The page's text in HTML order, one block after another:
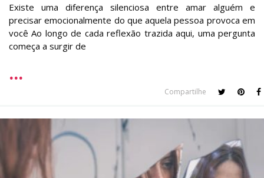
Existe uma diferença silenciosa entre amar alguém e
precisar emocionalmente do que aquela pessoa provoca em
você Ao longo de cada reflexão trazida aqui, uma pergunta
começa a surgir de
Compartilhe